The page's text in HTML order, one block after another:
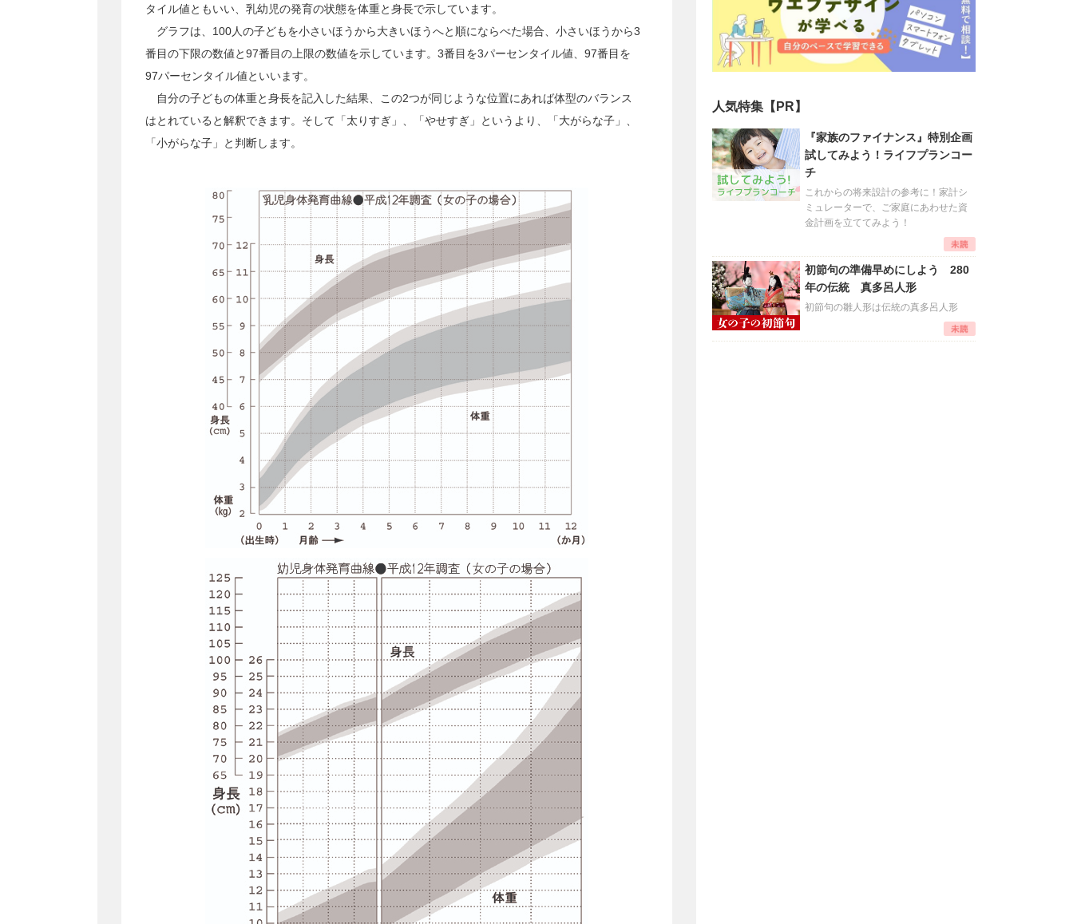
タイル値ともいい、乳幼児の発育の状態を体重と身長で示しています。
グラフは、100人の子どもを小さいほうから大きいほうへと順にならべた場合、小さいほうから3
番目の下限の数値と97番目の上限の数値を示しています。3番目を3パーセンタイル値、97番目を
97パーセンタイル値といいます。
自分の子どもの体重と身長を記入した結果、この2つが同じような位置にあれば体型のバランス
はとれていると解釈できます。そして「太りすぎ」、「やせすぎ」というより、「大がらな子」、
「小がらな子」と判断します。
人気特集【PR】
『家族のファイナンス』特別企画
試してみよう！ライフプランコー
チ
これからの将来設計の参考に！家計シ
ミュレーターで、ご家庭にあわせた資
金計画を立ててみよう！
初節句の準備早めにしよう 280
年の伝統 真多呂人形
初節句の雛人形は伝統の真多呂人形